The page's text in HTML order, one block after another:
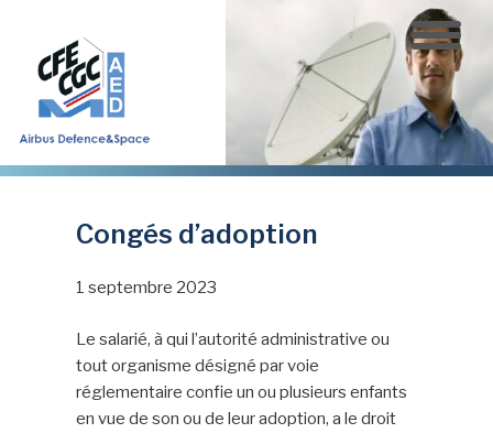
contenu
principal
Congés d’adoption
1 septembre 2023
Le salarié, à qui l’autorité administrative ou
tout organisme désigné par voie
réglementaire confie un ou plusieurs enfants
en vue de son ou de leur adoption, a le droit